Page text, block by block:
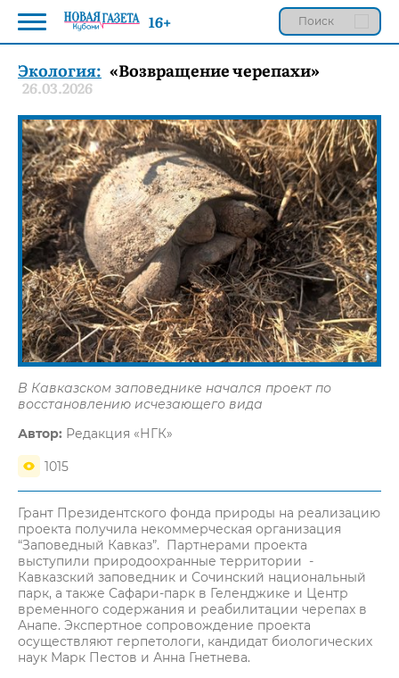
Экология: «Возвращение черепахи»
26.03.2026
В Кавказском заповеднике начался проект по
восстановлению исчезающего вида
Автор: Редакция «НГК»
1015
Грант Президентского фонда природы на реализацию
проекта получила некоммерческая организация
“Заповедный Кавказ”. Партнерами проекта
выступили природоохранные территории -
Кавказский заповедник и Сочинский национальный
парк, а также Сафари-парк в Геленджике и Центр
временного содержания и реабилитации черепах в
Анапе. Экспертное сопровождение проекта
осуществляют герпетологи, кандидат биологических
наук Марк Пестов и Анна Гнетнева.
16+